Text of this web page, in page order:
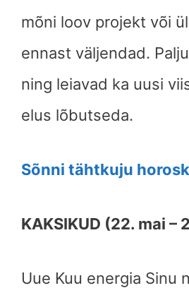
mõni loov projekt või
ennast väljendad.
ning leiavad ka uusi
elus lõbutseda.
Sõnni tähtkuju
KAKSIKUD (22. mai –
Uue Kuu energia Sinu